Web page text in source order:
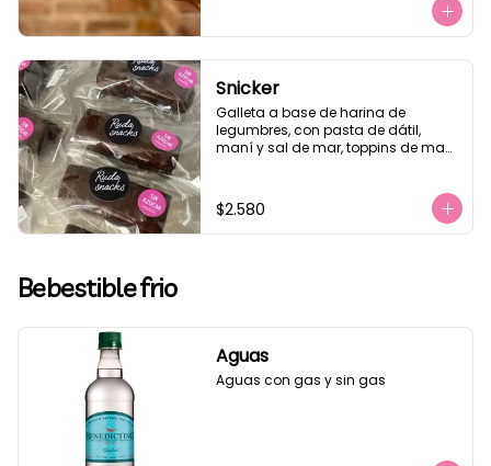
Snicker
Galleta a base de harina de
legumbres, con pasta de dátil,
maní y sal de mar, toppins de maní
lactosa, libre de gluten.
$2.580
Bebestible frio
Aguas
Aguas con gas y sin gas